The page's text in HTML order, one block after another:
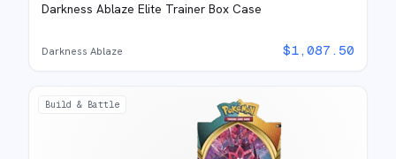
Darkness Ablaze Elite Trainer Box Case
Darkness Ablaze $1,087.50
Build & Battle